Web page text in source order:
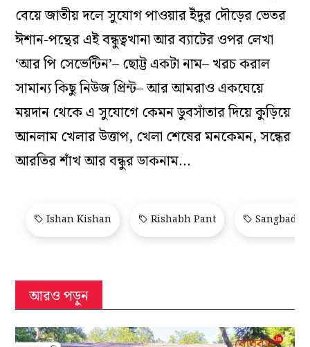
বেয়ে জাতীয় দলে সুযোগ পাওয়ার ইঁদুর দৌড়ের ভেতর
ঈশান-পন্থের এই বন্ধুত্বখানা আর ব্যাটের ওপর লেখা
‘আর পি সেভেন্টিন’– ছোট্ট একটা নাম– খরচ করাল
সামান্য কিছু নিউজ প্রিন্ট– আর আমরাও একঘেয়ে
ময়দান থেকে এ সুযোগে কেমন ডুবসাঁতার দিয়ে কুড়িয়ে
আনলাম খেলার উত্তাপ, খেলা শেষের মনকেমন, সন্ধের
আরতির শাঁখ আর বন্ধুর ডাকনাম…
Ishan Kishan Rishabh Pant Sangbad
আরও পড়ুন